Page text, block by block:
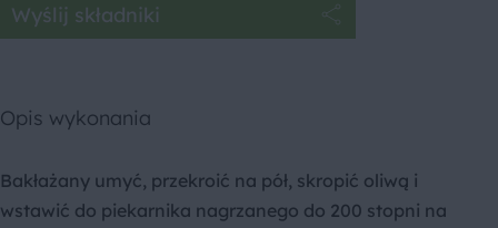
Wyślij składniki
Opis wykonania
Bakłażany umyć, przekroić na pół, skropić oliwą i
wstawić do piekarnika nagrzanego do 200 stopni na